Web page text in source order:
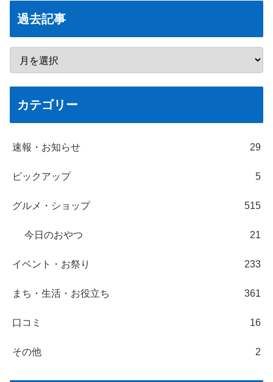
過去記事
カテゴリー
速報・お知らせ 29
ピックアップ 5
グルメ・ショップ 515
今日のおやつ 21
イベント・お祭り 233
まち・生活・お役立ち 361
口コミ 16
その他 2